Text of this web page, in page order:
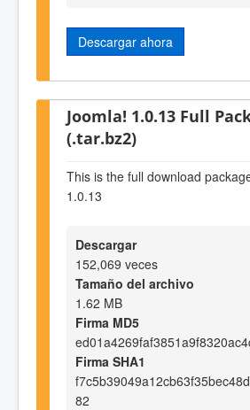
Descargar ahora
Joomla! 1.0.13 Full
(.tar.bz2)
This is the full download
1.0.13
Descargar
152,069 veces
Tamaño del archivo
1.62 MB
Firma MD5
Firma SHA1
82